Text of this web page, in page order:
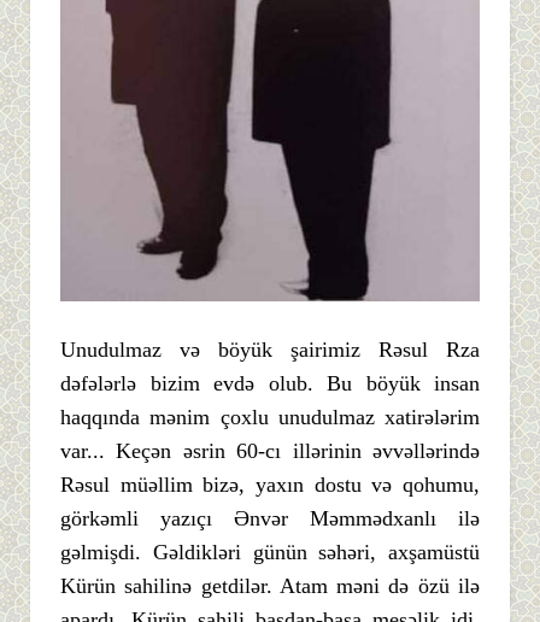
Unudulmaz və böyük şairimiz Rəsul Rza
dəfələrlə bizim evdə olub. Bu böyük insan
haqqında mənim çoxlu unudulmaz xatirələrim
var... Keçən əsrin 60-cı illərinin əvvəllərində
Rəsul müəllim bizə, yaxın dostu və qohumu,
görkəmli yazıçı Ənvər Məmmədxanlı ilə
gəlmişdi. Gəldikləri günün səhəri, axşamüstü
Kürün sahilinə getdilər. Atam məni də özü ilə